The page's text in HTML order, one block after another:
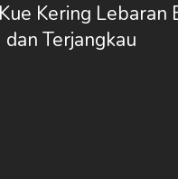
Kering Lebaran
dan Terjangkau